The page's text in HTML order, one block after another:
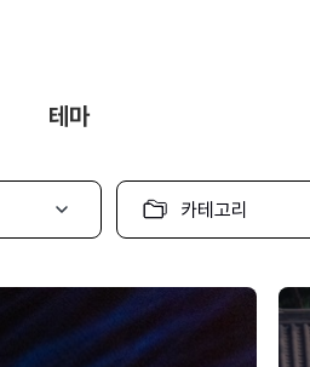
테마
카
고
선
택